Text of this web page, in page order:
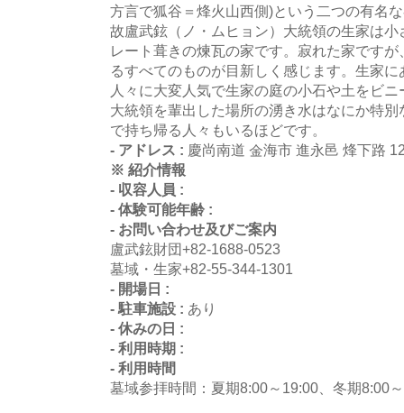
方言で狐谷＝烽火山西側)という二つの有名
故盧武鉉（ノ・ムヒョン）大統領の生家は
レート葺きの煉瓦の家です。寂れた家です
るすべてのものが目新しく感じます。生家
人々に大変人気で生家の庭の小石や土をビ
大統領を輩出した場所の湧き水はなにか特
で持ち帰る人々もいるほどです。
- アドレス : 慶尚南道 金海市 進永邑 烽下路
※ 紹介情報
- 収容人員 :
- 体験可能年齢 :
- お問い合わせ及びご案内
盧武鉉財団+82-1688-0523
墓域・生家+82-55-344-1301
- 開場日 :
- 駐車施設 : あり
- 休みの日 :
- 利用時期 :
- 利用時間
墓域参拝時間：夏期8:00～19:00、冬期8:00